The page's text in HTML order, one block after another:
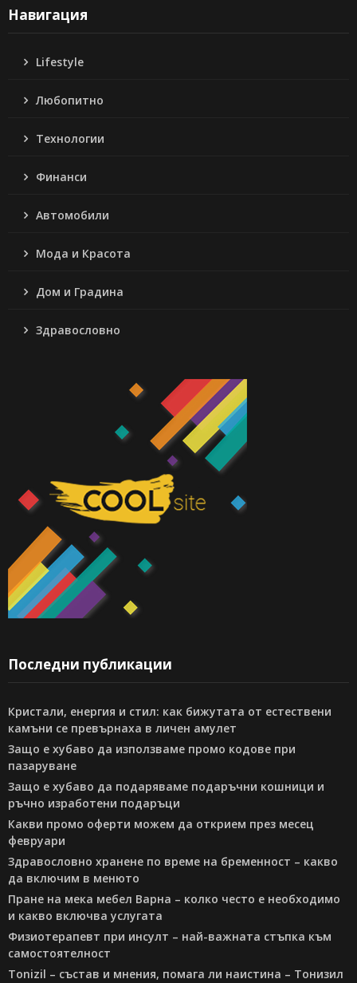
Навигация
Lifestyle
Любопитно
Технологии
Финанси
Автомобили
Мода и Красота
Дом и Градина
Здравословно
Последни публикации
Кристали, енергия и стил: как бижутата от естествени
камъни се превърнаха в личен амулет
Защо е хубаво да използваме промо кодове при
пазаруване
Защо е хубаво да подаряваме подаръчни кошници и
ръчно изработени подаръци
Какви промо оферти можем да открием през месец
февруари
Здравословно хранене по време на бременност – какво
да включим в менюто
Пране на мека мебел Варна – колко често е необходимо
и какво включва услугата
Физиотерапевт при инсулт – най-важната стъпка към
самостоятелност
Tonizil – състав и мнения, помага ли наистина – Тонизил